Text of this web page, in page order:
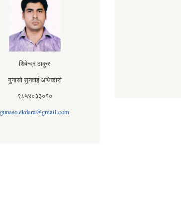
शिवेन्द्र ठाकुर
गुनासो सुनवाई अधिकारी
९८५४०३३०१०
gunaso.ekdara@gmail.com